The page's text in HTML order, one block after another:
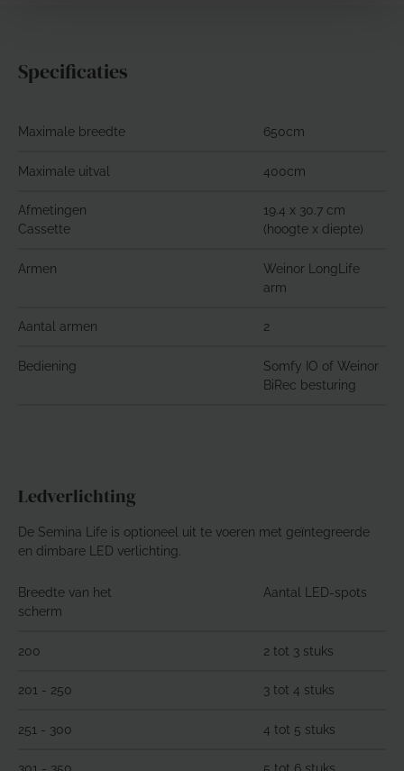
Specificaties
Maximale breedte 650cm
Maximale uitval 400cm
Afmetingen
Cassette
19.4 x 30.7 cm
(hoogte x diepte)
Armen
Weinor LongLife
arm
Aantal armen 2
Bediening
Somfy IO of Weinor
BiRec besturing
Ledverlichting
De Semina Life is optioneel uit te voeren met geïntegreerde
en dimbare LED verlichting.
Breedte van het
scherm
Aantal LED-spots
200 2 tot 3 stuks
201 - 250 3 tot 4 stuks
251 - 300 4 tot 5 stuks